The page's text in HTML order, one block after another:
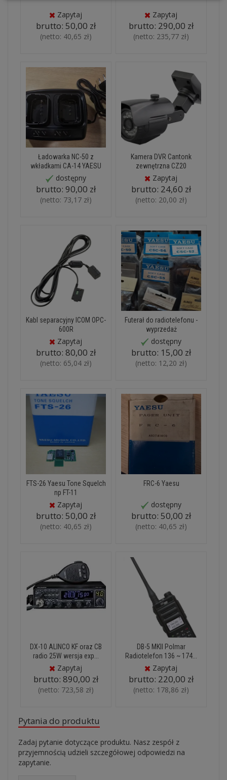
Zapytaj
brutto: 50,00 zł
(netto: 40,65 zł)
Zapytaj
brutto: 290,00 zł
(netto: 235,77 zł)
Ładowarka NC-50 z
wkładkami CA-14 YAESU
dostępny
brutto: 90,00 zł
(netto: 73,17 zł)
Kamera DVR Cantonk
zewnętrzna CZ20
Zapytaj
brutto: 24,60 zł
(netto: 20,00 zł)
Kabl separacyjny ICOM OPC-
600R
Zapytaj
brutto: 80,00 zł
(netto: 65,04 zł)
Futerał do radiotelefonu -
wyprzedaż
dostępny
brutto: 15,00 zł
(netto: 12,20 zł)
FTS-26 Yaesu Tone Squelch
np FT-11
Zapytaj
brutto: 50,00 zł
(netto: 40,65 zł)
FRC-6 Yaesu
dostępny
brutto: 50,00 zł
(netto: 40,65 zł)
DX-10 ALINCO KF oraz CB
radio 25W wersja exp...
Zapytaj
brutto: 890,00 zł
(netto: 723,58 zł)
DB-5 MKII Polmar
Radiotelefon 136 ~ 174...
Zapytaj
brutto: 220,00 zł
(netto: 178,86 zł)
Pytania do produktu
Zadaj pytanie dotyczące produktu. Nasz zespół z
przyjemnością udzieli szczegółowej odpowiedzi na
zapytanie.